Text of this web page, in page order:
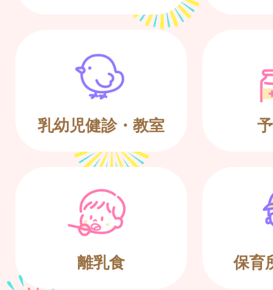
乳幼児健診・教室
離乳食 保育